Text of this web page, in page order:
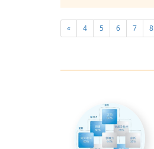
« 4 5 6 7 8